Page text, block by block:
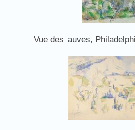
Vue des lauves,